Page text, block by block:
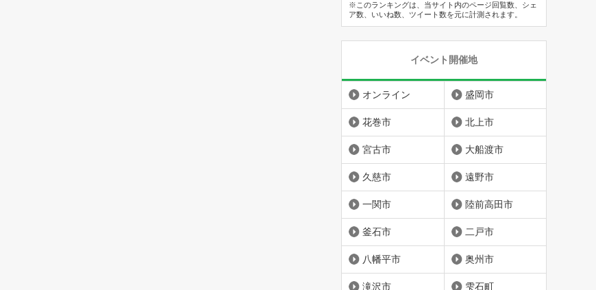
※このランキングは、当サイト内のページ回覧数、シェ
ア数、いいね数、ツイート数を元に計測されます。
イベント開催地
オンライン 盛岡市
花巻市 北上市
宮古市 大船渡市
久慈市 遠野市
一関市 陸前高田市
釜石市 二戸市
八幡平市 奥州市
滝沢市 雫石町